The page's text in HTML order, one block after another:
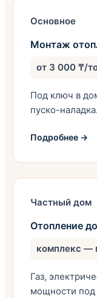
Основное
Монтаж
от 3 000 ₸/
Под ключ в
пуско-наладка.
Подробнее →
Частный дом
Отопление
комплекс —
Газ,
мощности